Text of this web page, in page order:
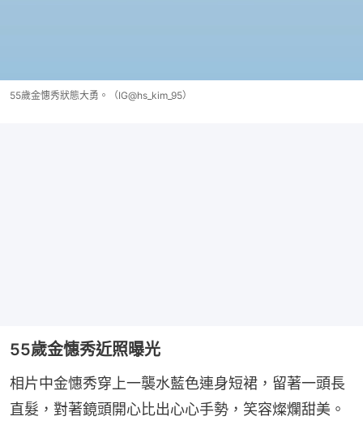
55歲金憓秀狀態大勇。（IG@hs_kim_95）
55歲金憓秀近照曝光
相片中金憓秀穿上一襲水藍色連身短裙，留著一頭長
直髮，對著鏡頭開心比出心心手勢，笑容燦爛甜美。